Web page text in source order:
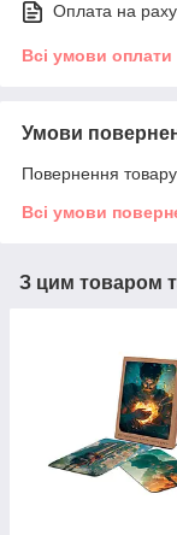
Оплата на
Всі умови оплати
Умови
Повернення
Всі умови
З цим товаром